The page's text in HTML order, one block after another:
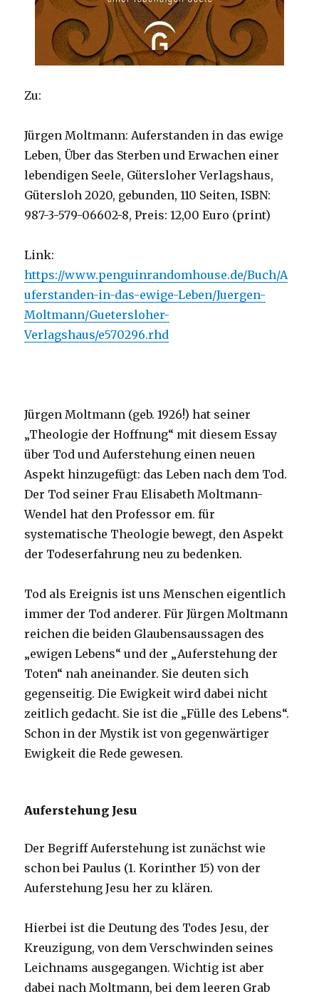
Zu:
Jürgen Moltmann: Auferstanden in das ewige
Leben, Über das Sterben und Erwachen einer
lebendigen Seele, Gütersloher Verlagshaus,
Gütersloh 2020, gebunden, 110 Seiten, ISBN:
987-3-579-06602-8, Preis: 12,00 Euro (print)
Link:
https://www.penguinrandomhouse.de/Buch/A
uferstanden-in-das-ewige-Leben/Juergen-
Moltmann/Guetersloher-
Verlagshaus/e570296.rhd
Jürgen Moltmann (geb. 1926!) hat seiner
„Theologie der Hoffnung“ mit diesem Essay
über Tod und Auferstehung einen neuen
Aspekt hinzugefügt: das Leben nach dem Tod.
Der Tod seiner Frau Elisabeth Moltmann-
Wendel hat den Professor em. für
systematische Theologie bewegt, den Aspekt
der Todeserfahrung neu zu bedenken.
Tod als Ereignis ist uns Menschen eigentlich
immer der Tod anderer. Für Jürgen Moltmann
reichen die beiden Glaubensaussagen des
„ewigen Lebens“ und der „Auferstehung der
Toten“ nah aneinander. Sie deuten sich
gegenseitig. Die Ewigkeit wird dabei nicht
zeitlich gedacht. Sie ist die „Fülle des Lebens“.
Schon in der Mystik ist von gegenwärtiger
Ewigkeit die Rede gewesen.
Auferstehung Jesu
Der Begriff Auferstehung ist zunächst wie
schon bei Paulus (1. Korinther 15) von der
Auferstehung Jesu her zu klären.
Hierbei ist die Deutung des Todes Jesu, der
Kreuzigung, von dem Verschwinden seines
Leichnams ausgegangen. Wichtig ist aber
dabei nach Moltmann, bei dem leeren Grab